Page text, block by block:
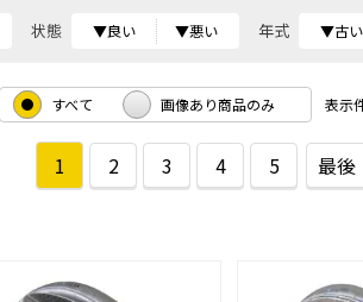
状態 ▼良い ▼悪い 年式 ▼古い
すべて 画像あり商品のみ 表示
1 2 3 4 5 最後